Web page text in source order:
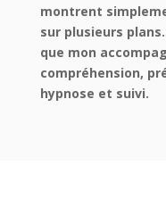
montrent
sur plusieurs
que mon
compréhension,
hypnose et suivi.